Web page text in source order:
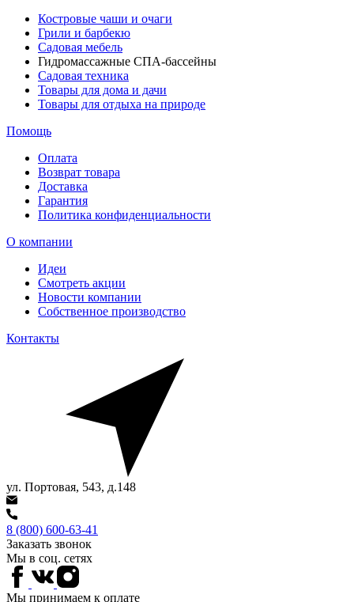
Костровые чаши и очаги
Грили и барбекю
Садовая мебель
Гидромассажные СПА-бассейны
Садовая техника
Товары для дома и дачи
Товары для отдыха на природе
Помощь
Оплата
Возврат товара
Доставка
Гарантия
Политика конфиденциальности
О компании
Идеи
Смотреть акции
Новости компании
Собственное производство
Контакты
ул. Портовая, 543, д.148
8 (800) 600-63-41
Заказать звонок
Мы в соц. сетях
Мы принимаем к оплате